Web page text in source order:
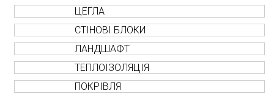
ЦЕГЛА
СТІНОВІ БЛОКИ
ЛАНДШАФТ
ТЕПЛОІЗОЛЯЦІЯ
ПОКРІВЛЯ